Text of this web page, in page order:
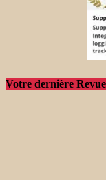
Votre dernière Revue